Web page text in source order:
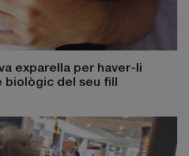
exparella per haver-li
del seu fill